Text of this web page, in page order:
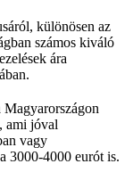
különösen az
számos kiváló
ára
ami jóval
vagy
3000-4000 eurót is.